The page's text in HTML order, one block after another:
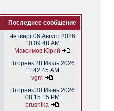
Последнее сообщение
Четверг 06 Август 2026
10:09:48 AM
Максимов Юрий
Вторник 28 Июль 2026
11:42:45 AM
vgm
Вторник 30 Июнь 2026
08:15:15 PM
brusnika